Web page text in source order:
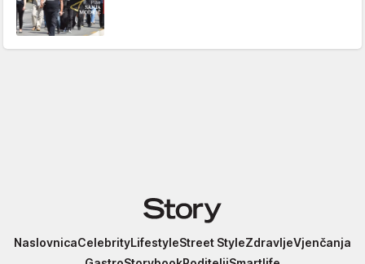
Story
NaslovnicaCelebrityLifestyleStreet StyleZdravljeVjenčanja